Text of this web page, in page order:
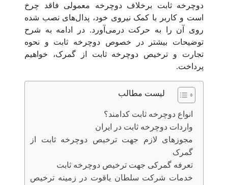
دوچرخه ثابت برخلاف دوچرخه معمولی فاقد چرخ
است و کاربر با کمک نیروی خود، پدال‌های نصب شده
روی آن را به حرکت درمی‌آورد. در ادامه به شرح
توضیحات بیشتر در خصوص دوچرخه ثابت و نحوه
تجارت و ترخیص دوچرخه ثابت از گمرک، خواهیم
پرداخت.
لیست مطالب
انواع دوچرخه ثابت کدامند؟
واردات دوچرخه ثابت در ایران
مجوزهای لازم جهت ترخیص دوچرخه ثابت از
گمرک
تعرفه گمرکی جهت ترخیص دوچرخه ثابت
خدمات شرکت سلطان یاقوت در زمینه ترخیص